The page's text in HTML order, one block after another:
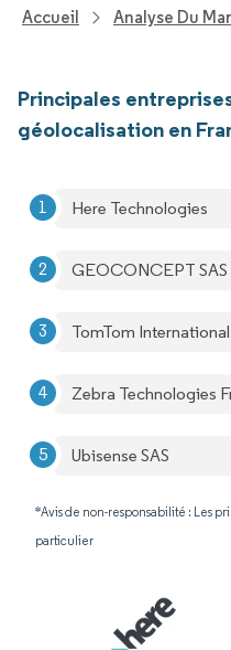
Accueil Analyse Du
Principales
géolocalisation en
Here Technologies
GEOCONCEPT SAS
TomTom
Zebra Technologies
Ubisense SAS
*Avis de non-responsabilité : Les
particulier